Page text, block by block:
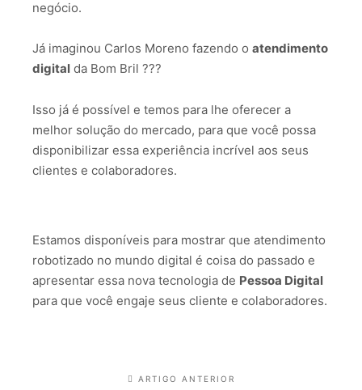
negócio.
Já imaginou Carlos Moreno fazendo o atendimento
digital da Bom Bril ???
Isso já é possível e temos para lhe oferecer a
melhor solução do mercado, para que você possa
disponibilizar essa experiência incrível aos seus
clientes e colaboradores.
Estamos disponíveis para mostrar que atendimento
robotizado no mundo digital é coisa do passado e
apresentar essa nova tecnologia de Pessoa Digital
para que você engaje seus cliente e colaboradores.
ARTIGO ANTERIOR